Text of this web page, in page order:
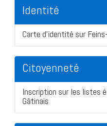
Identité
Carte d'identité sur
Citoyenneté
Inscription sur les listes
Gâtinais